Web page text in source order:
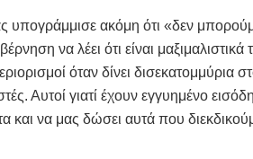
ακόμη ότι «δεν
να λέει ότι είναι
όταν δίνει δισεκατομμύρια
Αυτοί γιατί έχουν εγγυημένο
και να μας δώσει αυτά που